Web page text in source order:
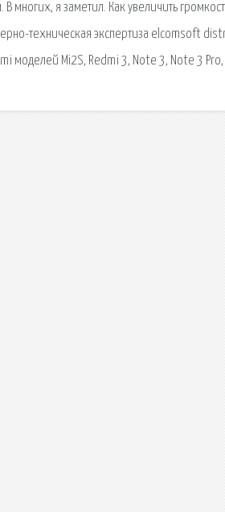
многих, я заметил. Как увеличить
техническая экспертиза elcomsoft
моделей Mi2S, Redmi 3, Note 3, Note 3